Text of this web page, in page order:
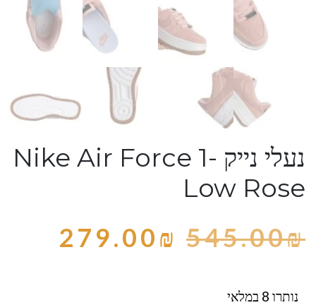
נעלי נייק -Nike Air Force 1
Low Rose
545.00₪
279.00₪
נותרו 8 במלאי